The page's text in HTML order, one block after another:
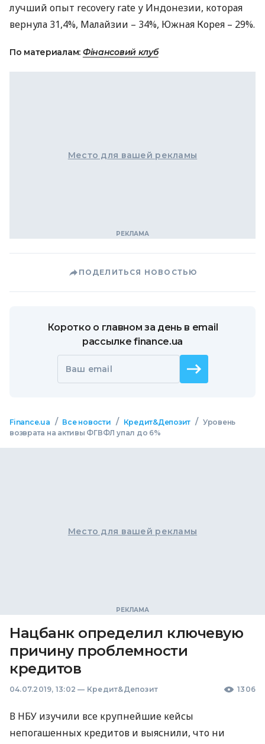
лучший опыт recovery rate у Индонезии, которая
вернула 31,4%, Малайзии – 34%, Южная Корея – 29%.
По материалам: Фінансовий клуб
Место для вашей рекламы
ПОДЕЛИТЬСЯ НОВОСТЬЮ
Коротко о главном за день в email
рассылке finance.ua
Ваш email
Finance.ua / Все новости / Кредит&Депозит / Уровень
возврата на активы ФГВФЛ упал до 6%
Место для вашей рекламы
Нацбанк определил ключевую
причину проблемности
кредитов
04.07.2019, 13:02 — Кредит&Депозит 1306
В НБУ изучили все крупнейшие кейсы
непогашенных кредитов и выяснили, что ни